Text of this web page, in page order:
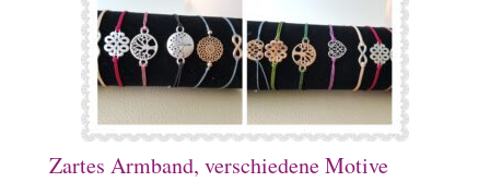
Zartes Armband, verschiedene Motive